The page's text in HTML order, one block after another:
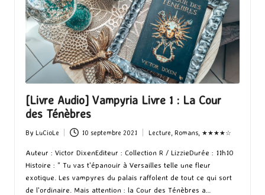
[Livre Audio] Vampyria Livre 1 : La Cour
des Ténèbres
Posted
by
By LuCioLe 10 septembre 2021
Posted
in
Lecture Romans, ★★★★☆
Auteur : Victor DixenEditeur : Collection R / LizzieDurée : 11h10
Histoire : " Tu vas t'épanouir à Versailles telle une fleur
exotique. Les vampyres du palais raffolent de tout ce qui sort
de l'ordinaire. Mais attention : la Cour des Ténèbres a…